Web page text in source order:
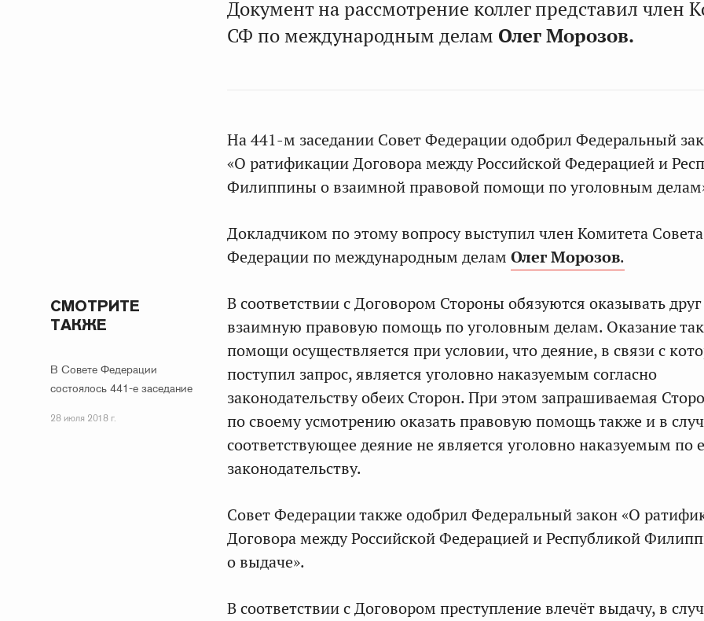
Документ на рассмотрение коллег представил член
СФ по международным делам Олег Морозов.
На 441-м заседании Совет Федерации одобрил Федеральный
«О ратификации Договора между Российской Федерацией и
Филиппины о взаимной правовой помощи по уголовным
Докладчиком по этому вопросу выступил член Комитета Совета
Федерации по международным делам Олег Морозов.
СМОТРИТЕ
ТАКЖЕ
В Совете Федерации
состоялось 441-е заседание
28 июля 2018 г.
В соответствии с Договором Стороны обязуются оказывать друг
взаимную правовую помощь по уголовным делам. Оказание
помощи осуществляется при условии, что деяние, в связи с
поступил запрос, является уголовно наказуемым согласно
законодательству обеих Сторон. При этом запрашиваемая
по своему усмотрению оказать правовую помощь также и в
соответствующее деяние не является уголовно наказуемым по
законодательству.
Совет Федерации также одобрил Федеральный закон «О
Договора между Российской Федерацией и Республикой
о выдаче».
В соответствии с Договором преступление влечёт выдачу, в